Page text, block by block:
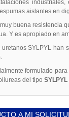
aislantes en
buena resistencia
Y es apropiado en
uretanos SYLPYL han
formulado
del tipo SYLPYL
A MI